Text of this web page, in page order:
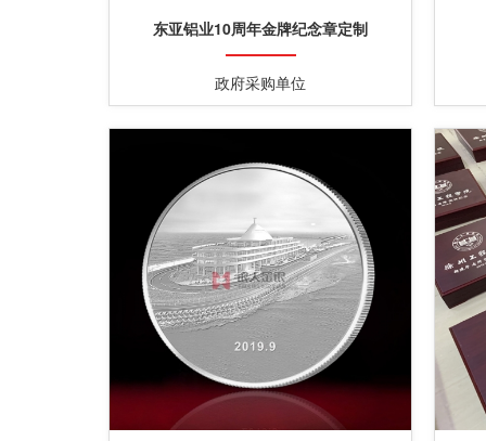
东亚铝业10周年金牌纪念章定制
政府采购单位